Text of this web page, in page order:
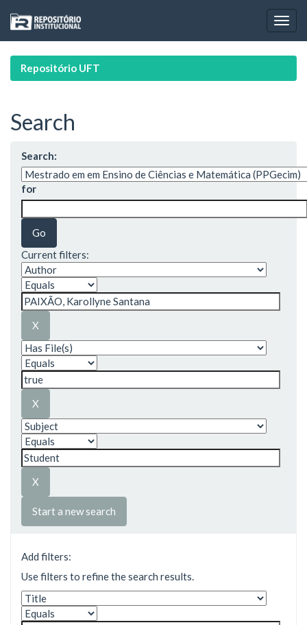
navigation
Repositório UFT
Search
Search:
for
Current filters:
Start a new search
Add filters:
Use filters to refine the search results.